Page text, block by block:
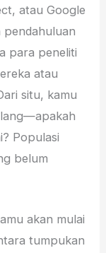
atau Google
pendahuluan
para peneliti
atau
situ, kamu
Populasi
belum
akan mulai
tumpukan